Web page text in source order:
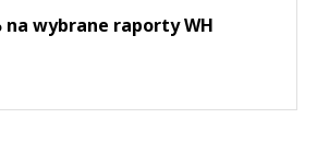
na wybrane raporty WH